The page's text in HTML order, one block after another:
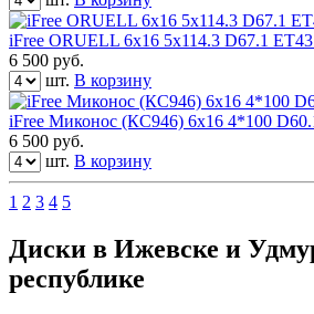
iFree ORUELL 6x16 5x114.3 D67.1
6 500 руб.
шт. В корзину
iFree Миконос (КС946) 6x16 4*100
6 500 руб.
шт. В корзину
1 2 3 4 5
Диски в Ижевске и
республике